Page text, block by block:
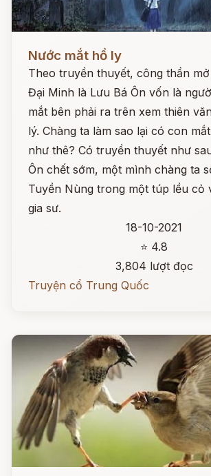
Nước mắt hồ ly
Theo truyền thuyết, công thần
Đại Minh là Lưu Bá Ôn vốn là
mắt bên phải ra trên xem thiên
lý. Chàng ta làm sao lại có con
như thê? Có truyền thuyết như
Ôn chết sớm, một mình chàng ta
Tuyền Nùng trong một túp lều cỏ
gia sư.
18-10-2021
⭐ 4.8
3,804 lượt đọc
Truyện cổ Trung Quốc